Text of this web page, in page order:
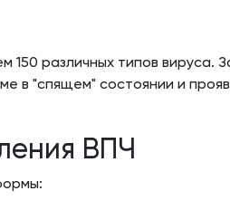
150 различных типов
в "спящем" состоянии и
ВПЧ